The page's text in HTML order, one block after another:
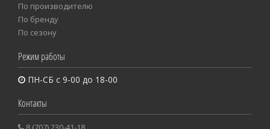
По производителю
По бренду
По сезону
Режим работы
ПН-СБ с 9-00 до 18-00
Контакты